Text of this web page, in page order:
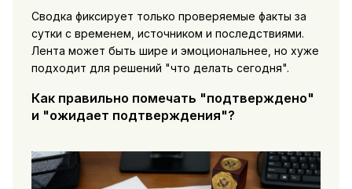
Сводка фиксирует только проверяемые факты за
сутки с временем, источником и последствиями.
Лента может быть шире и эмоциональнее, но хуже
подходит для решений "что делать сегодня".
Как правильно помечать "подтверждено"
и "ожидает подтверждения"?